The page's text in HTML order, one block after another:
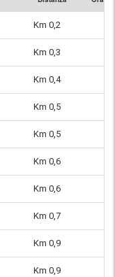
Km 0,2
Km 0,3
Km 0,4
Km 0,5
Km 0,5
Km 0,6
Km 0,6
Km 0,7
Km 0,9
Km 0,9